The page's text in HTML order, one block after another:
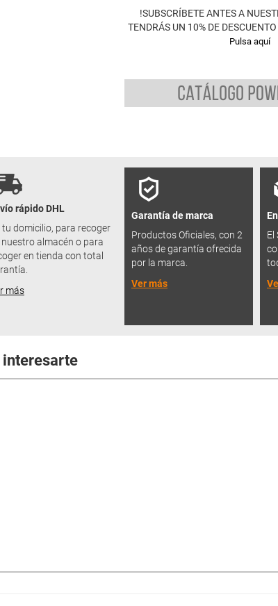
!SUBSCRÍBETE ANTES A
TENDRÁS UN 10% DE
Pulsa aquí
rápido DHL
tu domicilio, para recoger
nuestro almacén o para
en tienda con total
más
Garantía de marca
Productos Oficiales, con 2
años de garantía ofrecida
por la marca.
Ver más
El
interesarte